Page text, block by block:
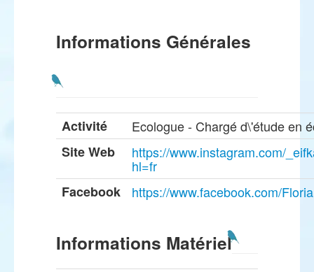
Informations Générales
Activité
Ecologue - Chargé d\'étude en
Site Web
https://www.instagram.com/
hl=fr
Facebook
https://www.facebook.com/
Informations Matériel